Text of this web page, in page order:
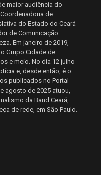
maior audiência do
Coordenadoria de
do Estado do Ceará
de Comunicação
Em janeiro de 2019,
Grupo Cidade de
e meio. No dia 12 julho
e, desde então, é o
publicados no Portal
agosto de 2025 atuou,
da Band Ceará,
de rede, em São Paulo.